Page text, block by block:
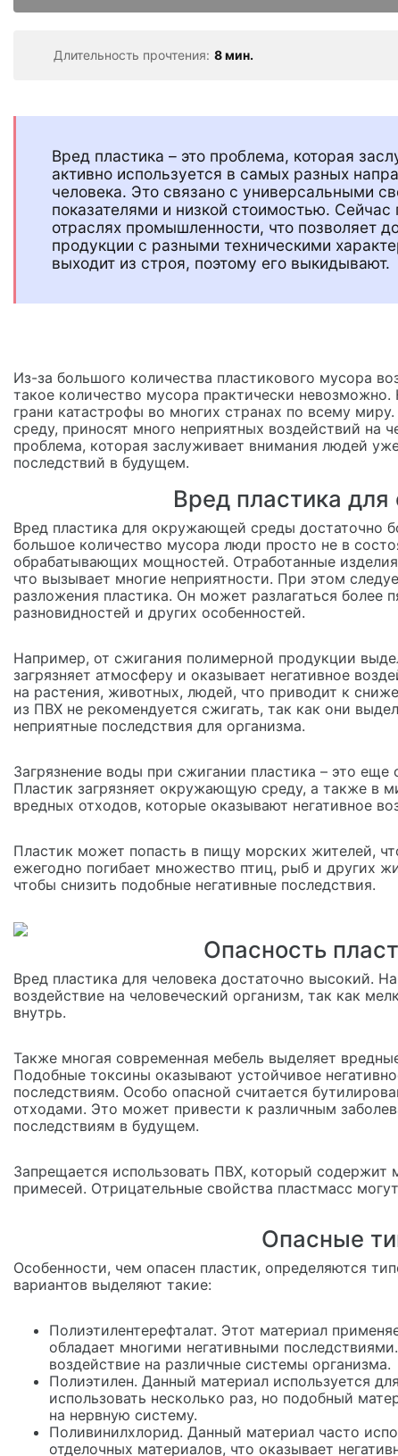
Длительность прочтения: 8 мин.
Вред пластика – это проблема, которая
активно используется в самых разных
человека. Это связано с универсальными
показателями и низкой стоимостью.
отраслях промышленности, что позволяет
продукции с разными техническими
выходит из строя, поэтому его выкидывают.
Из-за большого количества пластикового мусора
такое количество мусора практически
грани катастрофы во многих странах по всему
среду, приносят много неприятных воздействий на
проблема, которая заслуживает внимания людей
последствий в будущем.
Вред пластика
Вред пластика для окружающей среды достаточно
большое количество мусора люди просто не в
обрабатывающих мощностей. Отработанные
что вызывает многие неприятности. При этом
разложения пластика. Он может разлагаться более
разновидностей и других особенностей.
Например, от сжигания полимерной продукции
загрязняет атмосферу и оказывает негативное
на растения, животных, людей, что приводит к
из ПВХ не рекомендуется сжигать, так как они
неприятные последствия для организма.
Загрязнение воды при сжигании пластика – это
Пластик загрязняет окружающую среду, а также в
вредных отходов, которые оказывают негативное
Пластик может попасть в пищу морских жителей,
ежегодно погибает множество птиц, рыб и других
чтобы снизить подобные негативные последствия.
Опасность
Вред пластика для человека достаточно высокий.
воздействие на человеческий организм, так как
внутрь.
Также многая современная мебель выделяет
Подобные токсины оказывают устойчивое
последствиям. Особо опасной считается
отходами. Это может привести к различным
последствиям в будущем.
Запрещается использовать ПВХ, который содержит
примесей. Отрицательные свойства пластмасс
Опасные
Особенности, чем опасен пластик, определяются
вариантов выделяют такие:
Полиэтилентерефталат. Этот материал
обладает многими негативными
воздействие на различные системы организма.
Полиэтилен. Данный материал используется
использовать несколько раз, но подобный
на нервную систему.
Поливинилхлорид. Данный материал часто
отделочных материалов, что оказывает